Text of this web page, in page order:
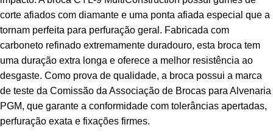
corte afiados com diamante e uma ponta afiada especial que a
tornam perfeita para perfuração geral. Fabricada com
carboneto refinado extremamente duradouro, esta broca tem
uma duração extra longa e oferece a melhor resistência ao
desgaste. Como prova de qualidade, a broca possui a marca
de teste da Comissão da Associação de Brocas para Alvenaria
PGM, que garante a conformidade com tolerâncias apertadas,
perfuração exata e fixações firmes.